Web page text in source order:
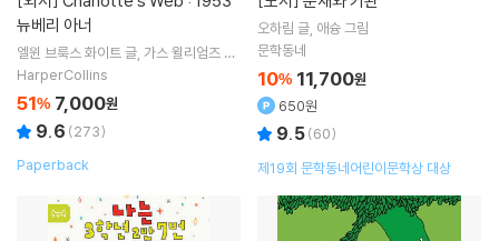
뉴베리 아너
엘윈 브룩스 화이트 글 가스 윌리엄즈 그
림
HarperCollins
51% 7,000원
9.6 (273)
Paperback
오하림 글 애슝그림
문학동네
10% 11,700원
650원
9.5(60)
제19회 문학동네어린이문학상 대상